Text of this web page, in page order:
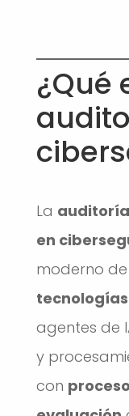
¿Qué
La
en
moderno
agentes de
y
con